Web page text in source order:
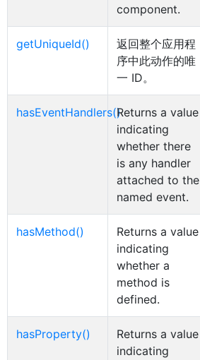
component.
getUniqueId()
返回整个应用程
序中此动作的唯
一 ID。
hasEventHandlers()Returns a value
indicating
whether there
is any handler
attached to the
named event.
hasMethod()
Returns a value
indicating
whether a
method is
defined.
hasProperty()
Returns a value
indicating